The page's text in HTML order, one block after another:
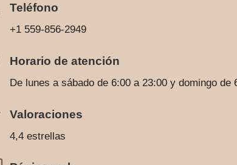
Teléfono
+1 559-856-2949
Horario de atención
De lunes a sábado de 6:00 a 23:00 y domingo de
Valoraciones
4,4 estrellas